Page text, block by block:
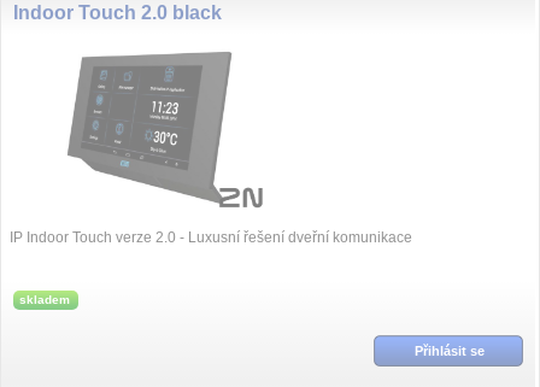
Indoor Touch 2.0 black
IP Indoor Touch verze 2.0 - Luxusní řešení dveřní komunikace
skladem
Přihlásit se